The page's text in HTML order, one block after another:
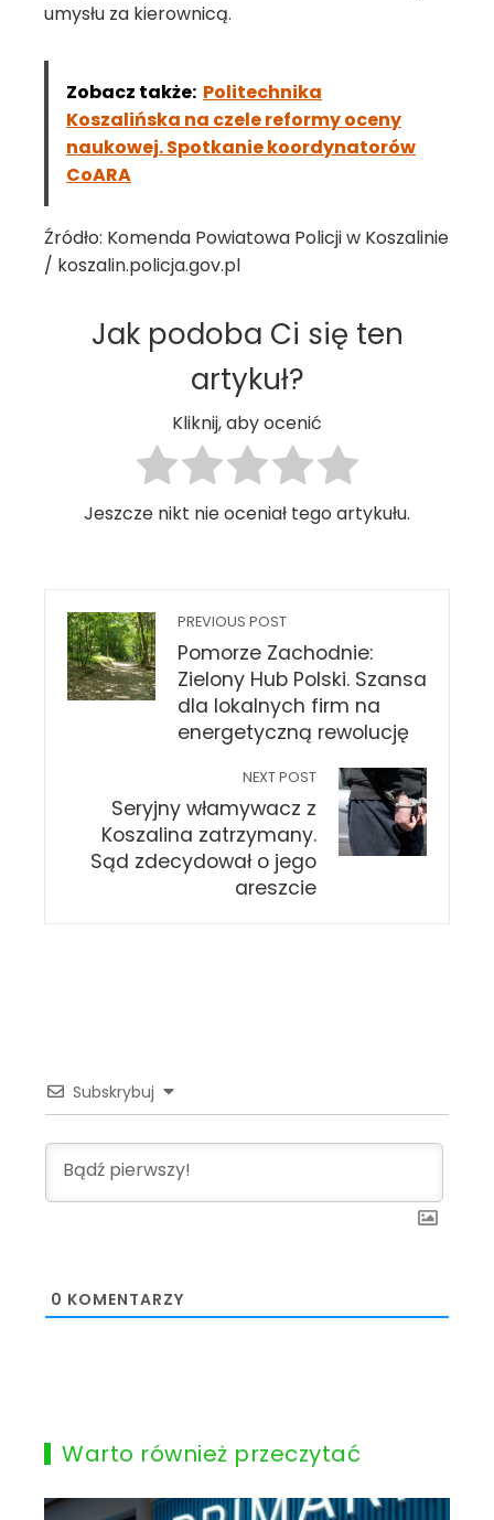
umysłu za kierownicą.
Zobacz także: Politechnika
Koszalińska na czele reformy oceny
naukowej. Spotkanie koordynatorów
CoARA
Źródło: Komenda Powiatowa Policji w Koszalinie
/ koszalin.policja.gov.pl
Jak podoba Ci się ten
artykuł?
Kliknij, aby ocenić
Jeszcze nikt nie oceniał tego artykułu.
PREVIOUS POST
Pomorze Zachodnie:
Zielony Hub Polski. Szansa
dla lokalnych firm na
energetyczną rewolucję
NEXT POST
Seryjny włamywacz z
Koszalina zatrzymany.
Sąd zdecydował o jego
areszcie
Subskrybuj
0 KOMENTARZY
Warto również przeczytać